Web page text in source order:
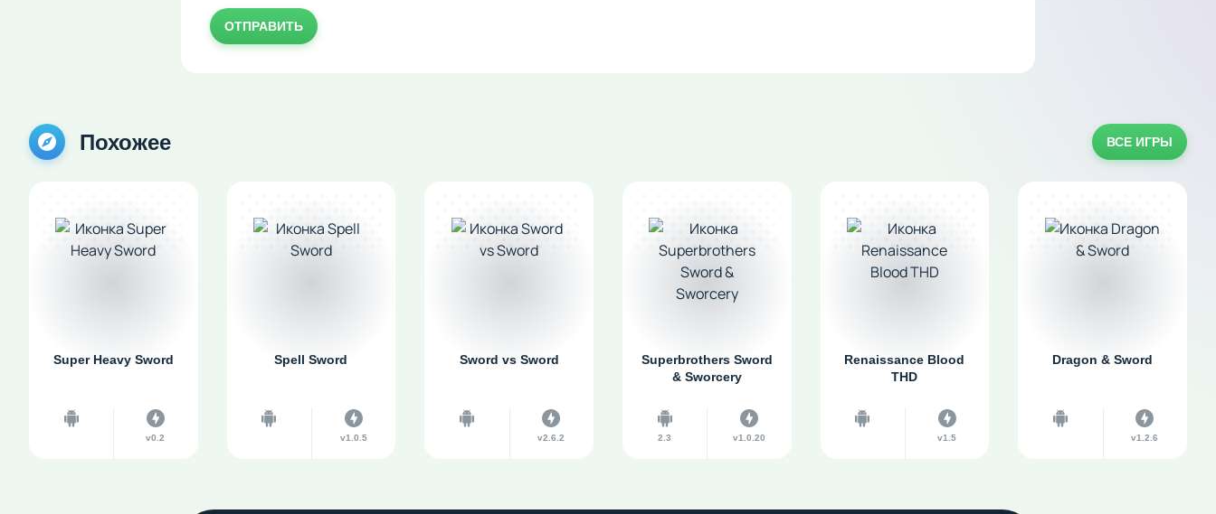
ОТПРАВИТЬ
Похожее ВСЕ ИГРЫ
Super Heavy Sword
v0.2
Spell Sword
v1.0.5
Sword vs Sword
v2.6.2
Superbrothers Sword
& Sworcery
2.3 v1.0.20
Renaissance Blood
THD
v1.5
Dragon & Sword
v1.2.6